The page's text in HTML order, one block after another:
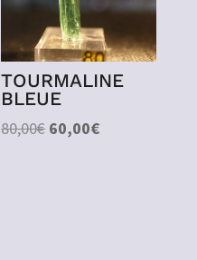
TOURMALINE
BLEUE
80,00€ Le
60,00€Le